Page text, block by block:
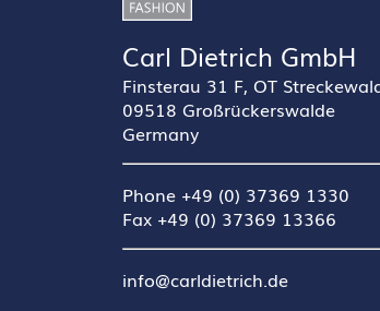
Carl Dietrich GmbH
Finsterau 31 F, OT
09518 Großrückerswalde
Germany
Phone +49 (0) 37369 1330
Fax +49 (0) 37369 13366
info@carldietrich.de